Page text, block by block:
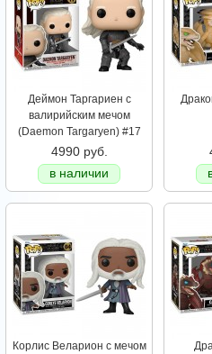
Деймон Таргариен с
валирийским мечом
(Daemon Targaryen) #17
4990 руб.
в наличии
Корлис Веларион с мечом